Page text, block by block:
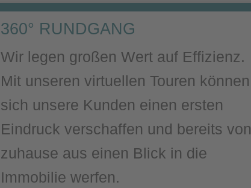
360° RUNDGANG
Wir legen großen Wert auf Effizienz.
Mit unseren virtuellen Touren können
sich unsere Kunden einen ersten
Eindruck verschaffen und bereits von
zuhause aus einen Blick in die
Immobilie werfen.